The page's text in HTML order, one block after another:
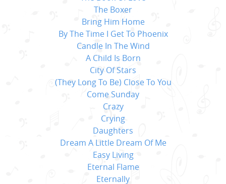
The Boxer
Bring Him Home
By The Time I Get To Phoenix
Candle In The Wind
A Child Is Born
City Of Stars
(They Long To Be) Close To You
Come Sunday
Crazy
Crying
Daughters
Dream A Little Dream Of Me
Easy Living
Eternal Flame
Eternally